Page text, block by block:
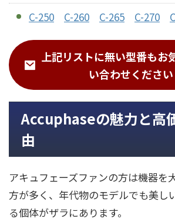
C-250 C-260 C-265 C-270
C-280
C-280L C-280V C-290
C-2000
C-2110 C-2150 C-2400
CB-800
CX-260
DAC-50
DC-81
DC-300 DC-330
上記リストに無い型番もお
い合わせください
Accuphaseの魅力と高
由
アキュフェーズファンの方は機器を
方が多く、年代物のモデルでも美し
る個体がザラにあります。